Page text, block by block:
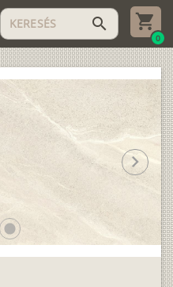
search
0
lens
chevron_right